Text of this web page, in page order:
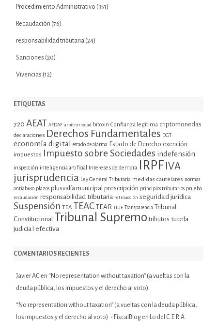
Procedimiento Administrativo (351)
Recaudación (76)
responsabilidad tributaria (24)
Sanciones (20)
Vivencias (12)
ETIQUETAS
720 AEAT AEDAF arbitrariedad bitcoin Confianza legítima criptomonedas
declaraciones Derechos Fundamentales DGT
economía digital estado de alarma Estado de Derecho exención
impuestos Impuesto sobre Sociedades indefensión
inspección inteligencia artificial Intereses de demora IRPF IVA
jurisprudencia Ley General Tributaria medidas cautelares normas
antiabuso plazos plusvalía municipal prescripción principios tributarios prueba
recaudación responsabilidad tributaria retroacción seguridad jurídica
Suspensión TEA TEAC TEAR TJUE Transparencia Tribunal
Constitucional Tribunal Supremo tributos tutela
judicial efectiva
COMENTARIOS RECIENTES
Javier AC en “No representation without taxation” (a vueltas con la
deuda pública, los impuestos y el derecho al voto).
“No representation without taxation” (a vueltas con la deuda pública,
los impuestos y el derecho al voto). - FiscalBlog en Lo del C.E.R.A.